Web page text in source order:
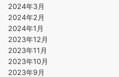
2024年3月
2024年2月
2024年1月
2023年12月
2023年11月
2023年10月
2023年9月